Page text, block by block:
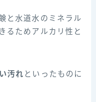
と水道水のミネラル
るためアルカリ性と
汚れ といったものに